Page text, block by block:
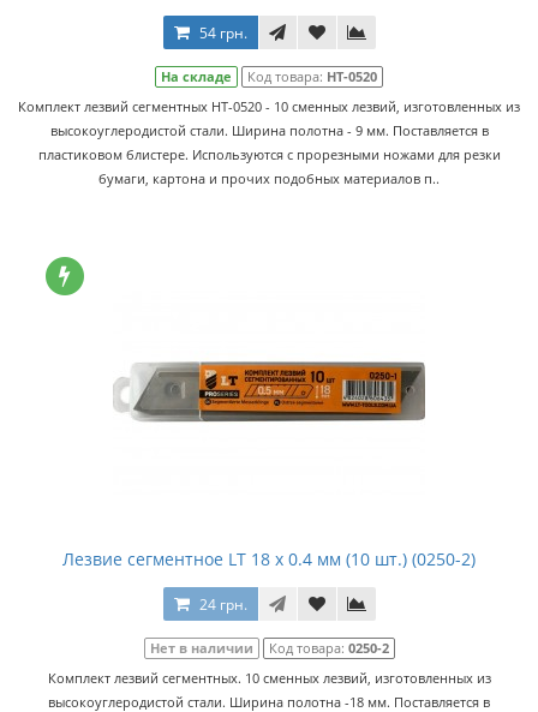
54 грн.
На складе Код товара: HT-0520
Комплект лезвий сегментных HT-0520 - 10 сменных лезвий, изготовленных из
высокоуглеродистой стали. Ширина полотна - 9 мм. Поставляется в
пластиковом блистере. Используются с прорезными ножами для резки
бумаги, картона и прочих подобных материалов п..
Лезвие сегментное LT 18 x 0.4 мм (10 шт.) (0250-2)
24 грн.
Нет в наличии Код товара: 0250-2
Комплект лезвий сегментных. 10 сменных лезвий, изготовленных из
высокоуглеродистой стали. Ширина полотна -18 мм. Поставляется в